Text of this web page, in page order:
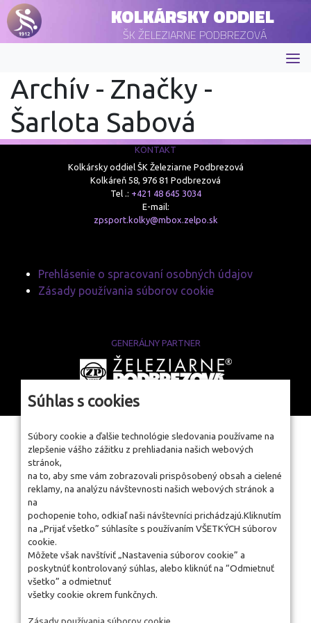
KOLKÁRSKY ODDIEL
ŠK ŽELEZIARNE PODBREZOVÁ
Archív - Značky -
Šarlota Sabová
KONTAKT
Kolkársky oddiel ŠK Železiarne Podbrezová
Kolkáreň 58, 976 81 Podbrezová
Tel .: +421 48 645 3034
E-mail:
zpsport.kolky@mbox.zelpo.sk
Prehlásenie o spracovaní osobných údajov
Zásady používania súborov cookie
GENERÁLNY PARTNER
www.zelpo.sk
Súhlas s cookies
Súbory cookie a ďalšie technológie sledovania používame na
zlepšenie vášho zážitku z prehliadania našich webových
stránok,
na to, aby sme vám zobrazovali prispôsobený obsah a cielené
reklamy, na analýzu návštevnosti našich webových stránok a
na
pochopenie toho, odkiaľ naši návštevníci prichádzajú.Kliknutím
na „Prijať všetko” súhlasíte s používaním VŠETKÝCH súborov
cookie.
Môžete však navštíviť „Nastavenia súborov cookie” a
poskytnúť kontrolovaný súhlas, alebo kliknúť na “Odmietnuť
všetko” a odmietnuť
všetky cookie okrem funkčnych.